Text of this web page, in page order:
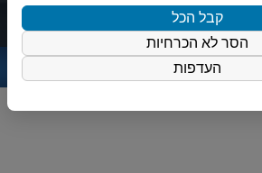
קבל הכל
הסר לא הכרחיות
העדפות